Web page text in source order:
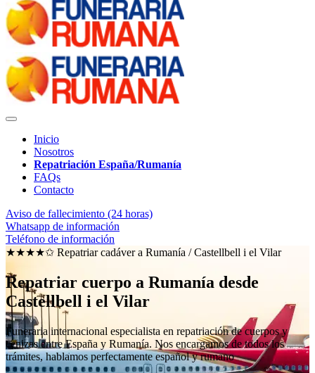
Inicio
Nosotros
Repatriación España/Rumanía
FAQs
Contacto
Aviso de fallecimiento (24 horas)
Whatsapp de información
Teléfono de información
★★★★✩ Repatriar cadáver a Rumanía /Castellbell i el Vilar
Repatriar cuerpo a Rumanía desde
Castellbell i el Vilar
Funeraria internacional especialista en repatriación de cuerpos y
cenizas entre España y Rumanía. Nos encargamos de todos los
trámites, hablamos perfectamente español y rumano